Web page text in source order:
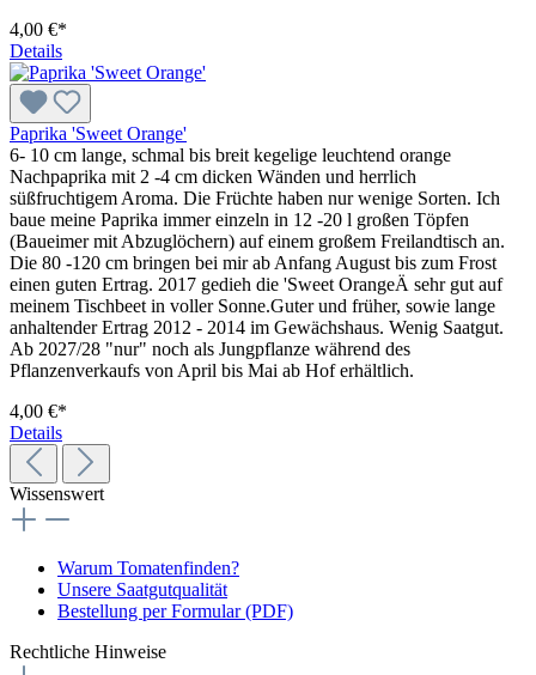
4,00 €*
Details
Paprika 'Sweet Orange'
6- 10 cm lange, schmal bis breit kegelige leuchtend orange
Nachpaprika mit 2 -4 cm dicken Wänden und herrlich
süßfruchtigem Aroma. Die Früchte haben nur wenige Sorten. Ich
baue meine Paprika immer einzeln in 12 -20 l großen Töpfen
(Baueimer mit Abzuglöchern) auf einem großem Freilandtisch an.
Die 80 -120 cm bringen bei mir ab Anfang August bis zum Frost
einen guten Ertrag. 2017 gedieh die 'Sweet OrangeÄ sehr gut auf
meinem Tischbeet in voller Sonne.Guter und früher, sowie lange
anhaltender Ertrag 2012 - 2014 im Gewächshaus. Wenig Saatgut.
Ab 2027/28 "nur" noch als Jungpflanze während des
Pflanzenverkaufs von April bis Mai ab Hof erhältlich.
4,00 €*
Details
Wissenswert
Warum Tomatenfinden?
Unsere Saatgutqualität
Bestellung per Formular (PDF)
Rechtliche Hinweise